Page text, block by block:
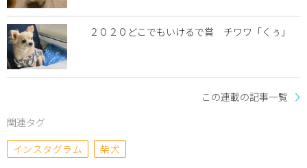
２０２０どこでもいけるで賞 チワワ「くぅ」
この連載の記事一覧
関連タグ
インスタグラム
柴犬